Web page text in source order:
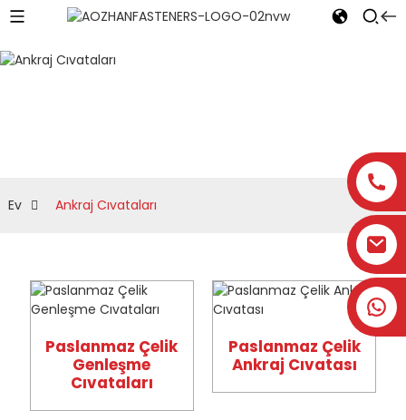
Ev Ankraj Cıvataları
Paslanmaz Çelik
Genleşme
Cıvataları
Paslanmaz Çelik
Ankraj Cıvatası